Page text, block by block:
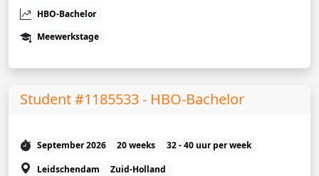
HBO-Bachelor
Meewerkstage
Student #1185533 - HBO-Bachelor
September 2026 20 weeks
32 - 40 uur per week
Leidschendam
Zuid-Holland